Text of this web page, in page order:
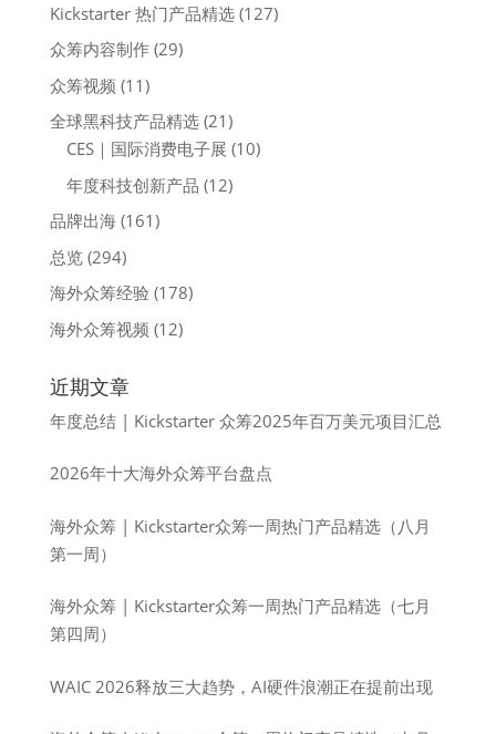
Kickstarter 热门产品精选(127)
众筹内容制作(29)
众筹视频 (11)
全球黑科技产品精选(21)
CES｜国际消费电子展 (10)
年度科技创新产品 (12)
品牌出海(161)
总览(294)
海外众筹经验 (178)
海外众筹视频 (12)
近期文章
年度总结 | Kickstarter 众筹2025年百万美元项目汇总
2026年十大海外众筹平台盘点
海外众筹 | Kickstarter众筹一周热门产品精选（八月
第一周）
海外众筹 | Kickstarter众筹一周热门产品精选（七月
第四周）
WAIC 2026释放三大趋势，AI硬件浪潮正在提前出现